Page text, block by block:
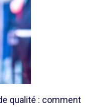
qualité : comment